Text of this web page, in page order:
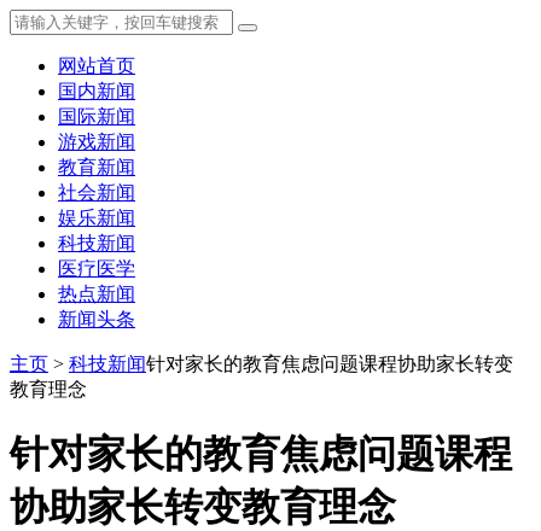
网站首页
国内新闻
国际新闻
游戏新闻
教育新闻
社会新闻
娱乐新闻
科技新闻
医疗医学
热点新闻
新闻头条
主页 > 科技新闻针对家长的教育焦虑问题课程协助家长转变
教育理念
针对家长的教育焦虑问题课程
协助家长转变教育理念